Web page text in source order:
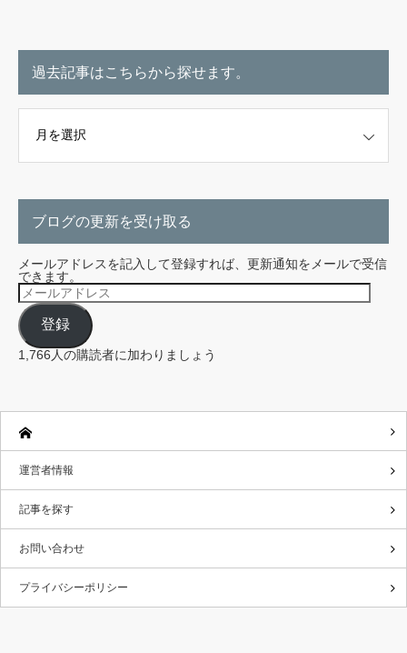
過去記事はこちらから探せます。
ブログの更新を受け取る
メールアドレスを記入して登録すれば、更新通知をメールで受信
できます。
メ
ー
ル
ア
ド
レ
ス
登録
1,766人の購読者に加わりましょう
運営者情報
記事を探す
お問い合わせ
プライバシーポリシー